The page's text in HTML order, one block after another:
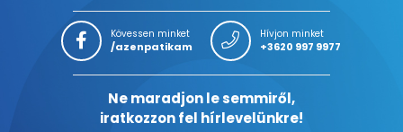
Kövessen minket
/azenpatikam
Hívjon minket
+3620 997 9977
Ne maradjon le semmiről,
iratkozzon fel hírlevelünkre!